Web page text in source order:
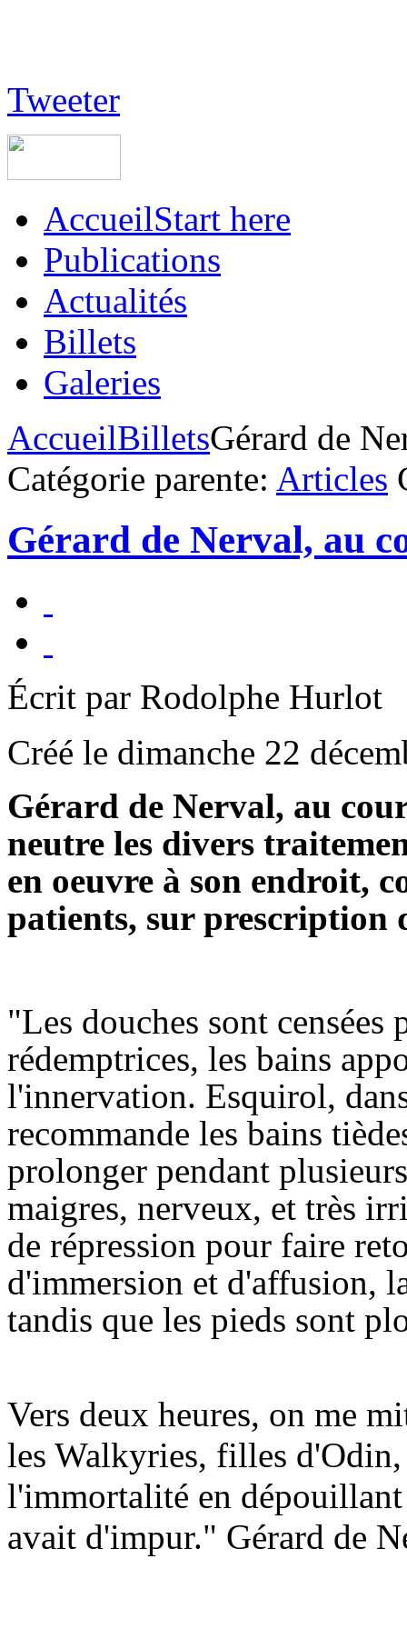
Tweeter
AccueilStart here
Publications
Actualités
Billets
Galeries
AccueilBilletsGérard de
Catégorie parente: Articles
Gérard de Nerval, au
Écrit par Rodolphe Hurlot
Créé le dimanche 22
Gérard de Nerval, au
neutre les divers
en oeuvre à son endroit,
patients, sur prescription
"Les douches sont censées
rédemptrices, les bains
l'innervation. Esquirol,
recommande les bains
prolonger pendant
maigres, nerveux, et très
de répression pour faire
d'immersion et d'affusion,
tandis que les pieds sont
Vers deux heures, on me
les Walkyries, filles
l'immortalité en
avait d'impur." Gérard de